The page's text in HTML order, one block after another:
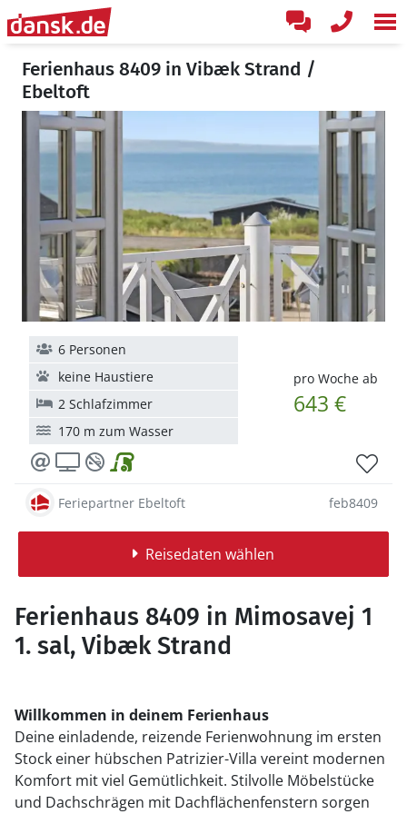
Ferienhaus 8409 in Vibæk Strand /
Ebeltoft
pro Woche ab
643 €
6 Personen
keine Haustiere
2 Schlafzimmer
170 m zum Wasser
Feriepartner Ebeltoft feb8409
Reisedaten wählen
Ferienhaus 8409 in Mimosavej 1
1. sal, Vibæk Strand
Willkommen in deinem Ferienhaus
Deine einladende, reizende Ferienwohnung im ersten
Stock einer hübschen Patrizier-Villa vereint modernen
Komfort mit viel Gemütlichkeit. Stilvolle Möbelstücke
und Dachschrägen mit Dachflächenfenstern sorgen